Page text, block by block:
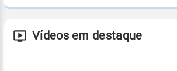
Vídeos em destaque